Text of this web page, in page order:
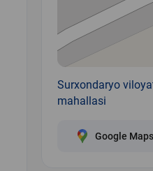
Surxondaryo
mahallasi
Google Maps